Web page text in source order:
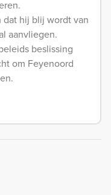
dat hij blij wordt van
aanvliegen.
beslissing
om Feyenoord